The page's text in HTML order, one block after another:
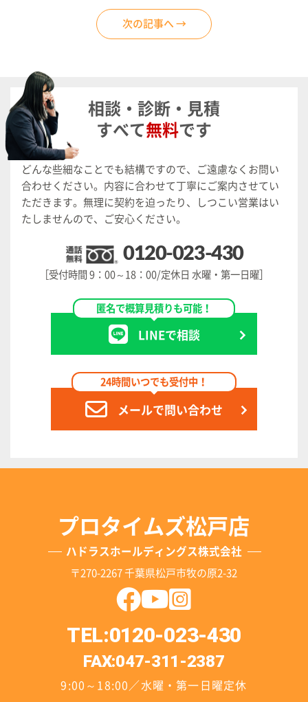
次の記事へ →
相談・診断・見積
すべて無料です
どんな些細なことでも結構ですので、ご遠慮なくお問い
合わせください。 内容に合わせて丁寧にご案内させてい
ただきます。 無理に契約を迫ったり、しつこい営業はい
たしませんので、ご安心ください。
0120-023-430
［受付時間 9：00～18：00/定休日 水曜・第一日曜］
匿名で概算見積りも可能！
LINEで相談
24時間いつでも受付中！
メールで問い合わせ
プロタイムズ松戸店
ハドラスホールディングス株式会社
〒270-2267 千葉県松戸市牧の原2-32
TEL:0120-023-430
FAX:047-311-2387
9:00～18:00／水曜・第一日曜定休